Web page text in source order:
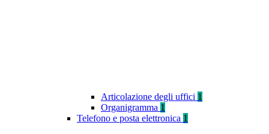
Articolazione degli uffici 1
Organigramma 1
Telefono e posta elettronica 1